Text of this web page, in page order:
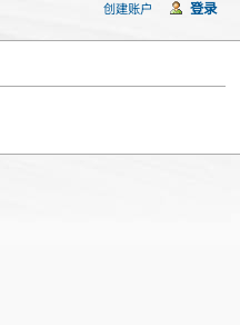
创建账户 登录